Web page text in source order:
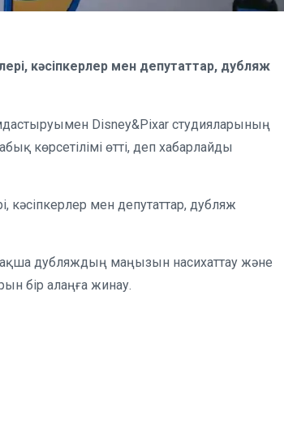
кәсіпкерлер мен депутаттар, дубляж
Disney&Pixar студияларының
көрсетілімі өтті, деп хабарлайды
кәсіпкерлер мен депутаттар, дубляж
дубляждың маңызын насихаттау және
бір алаңға жинау.